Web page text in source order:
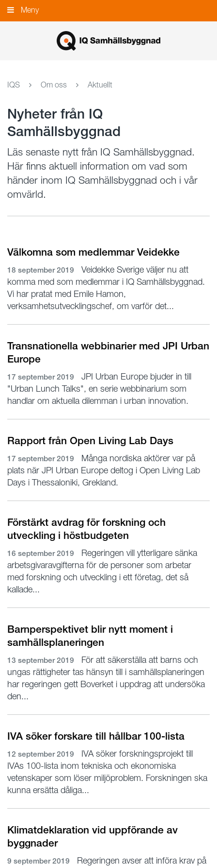
Gå
till
Meny
IQS Om oss Aktuellt
Nyheter från IQ
Samhällsbyggnad
Läs senaste nytt från IQ Samhällsbyggnad.
Här finns aktuell information om vad som
händer inom IQ Samhällsbyggnad och i vår
omvärld.
Välkomna som medlemmar Veidekke
18 september 2019
Veidekke Sverige väljer nu att
komma med som medlemmar i IQ Samhällsbyggnad.
Vi har pratat med Emile Hamon,
verksamhetsutvecklingschef, om varför det...
Transnationella webbinarier med JPI Urban
Europe
17 september 2019
JPI Urban Europe bjuder in till
"Urban Lunch Talks", en serie webbinarium som
handlar om aktuella dilemman i urban innovation.
Rapport från Open Living Lab Days
17 september 2019
Många nordiska aktörer var på
plats när JPI Urban Europe deltog i Open Living Lab
Days i Thessaloniki, Grekland.
Förstärkt avdrag för forskning och
utveckling i höstbudgeten
16 september 2019
Regeringen vill ytterligare sänka
arbetsgivaravgifterna för de personer som arbetar
med forskning och utveckling i ett företag, det så
kallade...
Barnperspektivet blir nytt moment i
samhällsplaneringen
13 september 2019
För att säkerställa att barns och
ungas rättigheter tas hänsyn till i samhällsplaneringen
har regeringen gett Boverket i uppdrag att undersöka
den...
IVA söker forskare till hållbar 100-lista
12 september 2019
IVA söker forskningsprojekt till
IVAs 100-lista inom tekniska och ekonomiska
vetenskaper som löser miljöproblem. Forskningen ska
kunna ersätta dåliga...
Klimatdeklaration vid uppförande av
byggnader
9 september 2019
Regeringen avser att införa krav på